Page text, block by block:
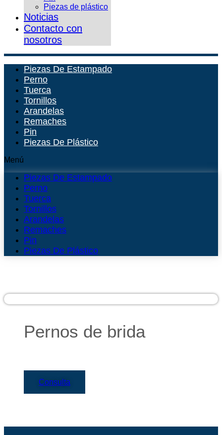
Piezas de plástico
Noticias
Contacto con
nosotros
Piezas De Estampado
Perno
Tuerca
Tornillos
Arandelas
Remaches
Pin
Piezas De Plástico
Menú
Piezas De Estampado
Perno
Tuerca
Tornillos
Arandelas
Remaches
Pin
Piezas De Plástico
Pernos de brida
Consulta